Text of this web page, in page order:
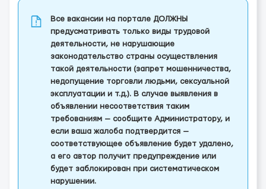
Все вакансии на портале ДОЛЖНЫ
предусматривать только виды трудовой
деятельности, не нарушающие
законодательство страны осуществления
такой деятельности (запрет мошенничества,
недопущение торговли людьми, сексуальной
эксплуатации и т.д.). В случае выявления в
объявлении несоответствия таким
требованиям — сообщите Администратору, и
если ваша жалоба подтвердится —
соответствующее объявление будет удалено,
а его автор получит предупреждение или
будет заблокирован при систематическом
нарушении.